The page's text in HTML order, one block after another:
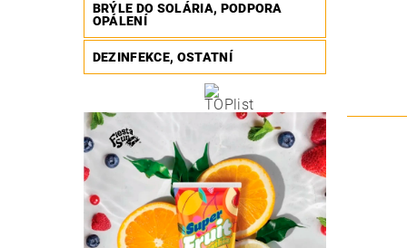
BRÝLE DO SOLÁRIA, PODPORA
OPÁLENÍ
DEZINFEKCE, OSTATNÍ